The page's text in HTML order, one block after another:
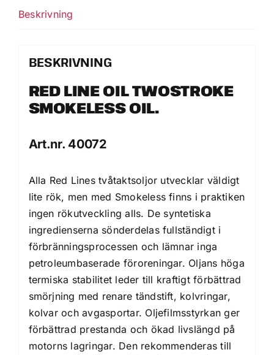
Beskrivning
BESKRIVNING
RED LINE OIL TWOSTROKE
SMOKELESS OIL.
Art.nr. 40072
Alla Red Lines tvåtaktsoljor utvecklar väldigt
lite rök, men med Smokeless finns i praktiken
ingen rökutveckling alls. De syntetiska
ingredienserna sönderdelas fullständigt i
förbränningsprocessen och lämnar inga
petroleumbaserade föroreningar. Oljans höga
termiska stabilitet leder till kraftigt förbättrad
smörjning med renare tändstift, kolvringar,
kolvar och avgasportar. Oljefilmsstyrkan ger
förbättrad prestanda och ökad livslängd på
motorns lagringar. Den rekommenderas till